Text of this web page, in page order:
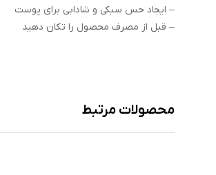
– ایجاد حس سبکی و شادابی برای پوست
– قبل از مصرف محصول را تکان دهید
محصولات مرتبط